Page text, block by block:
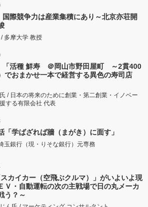
際競争力は産業集積にあり～北京亦荘開
多摩大学 教授
活種 鮮寿 ＠岡山市野田屋町 ～2貫400
でおまかせ一本で経営する異色の寿司店
/ 日本の将来のために創業・第二創業・イノベー
する有限会社 代表
「学ばざれば牆（まがき）に面す」
玉銀行（現・りそな銀行）元専務
カイカー（空飛ぶクルマ）」がいよいよ現
Ｖ・自動運転の次の主戦場で日の丸メーカ
う？～